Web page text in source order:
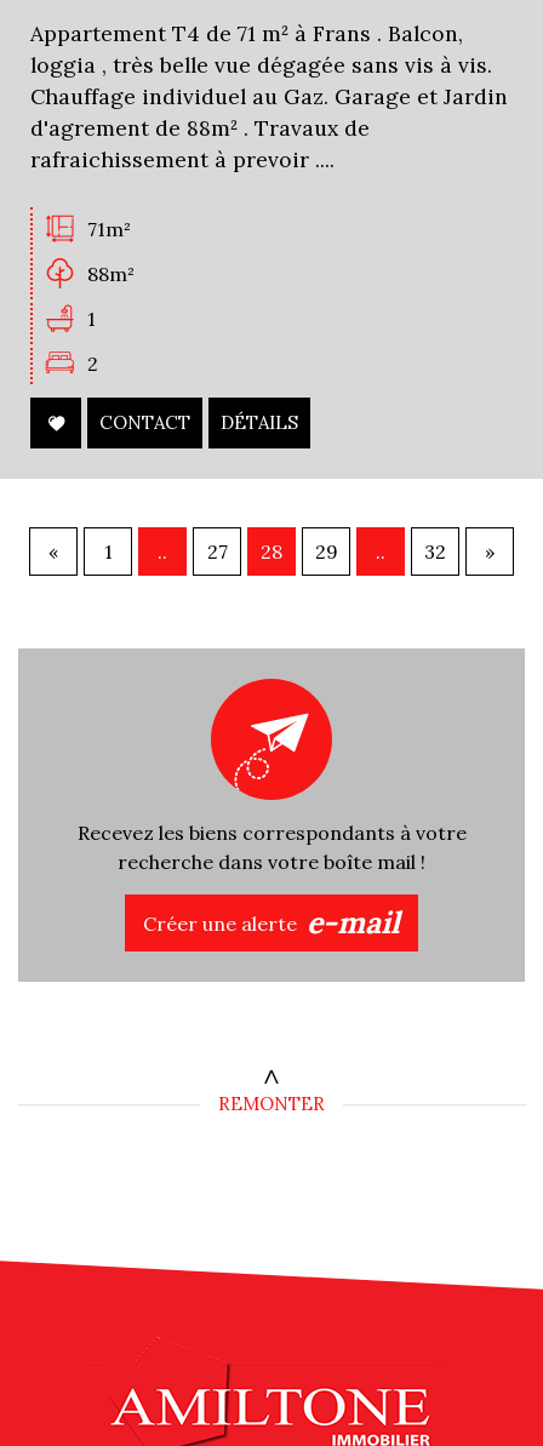
Appartement T4 de 71 m² à Frans . Balcon,
loggia , très belle vue dégagée sans vis à vis.
Chauffage individuel au Gaz. Garage et Jardin
d'agrement de 88m² . Travaux de
rafraichissement à prevoir ....
71m²
88m²
1
2
CONTACT DÉTAILS
« 1 .. 27 28 29 .. 32 »
Recevez les biens correspondants à votre
recherche dans votre boîte mail !
Créer une alerte e-mail
REMONTER